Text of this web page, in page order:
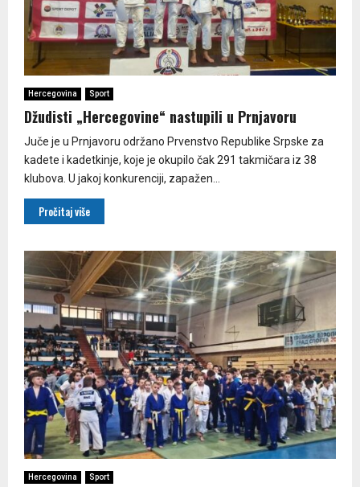
Hercegovina Sport
Džudisti „Hercegovine“ nastupili u Prnjavoru
Juče je u Prnjavoru održano Prvenstvo Republike Srpske za
kadete i kadetkinje, koje je okupilo čak 291 takmičara iz 38
klubova. U jakoj konkurenciji, zapažen...
Pročitaj više
Hercegovina Sport